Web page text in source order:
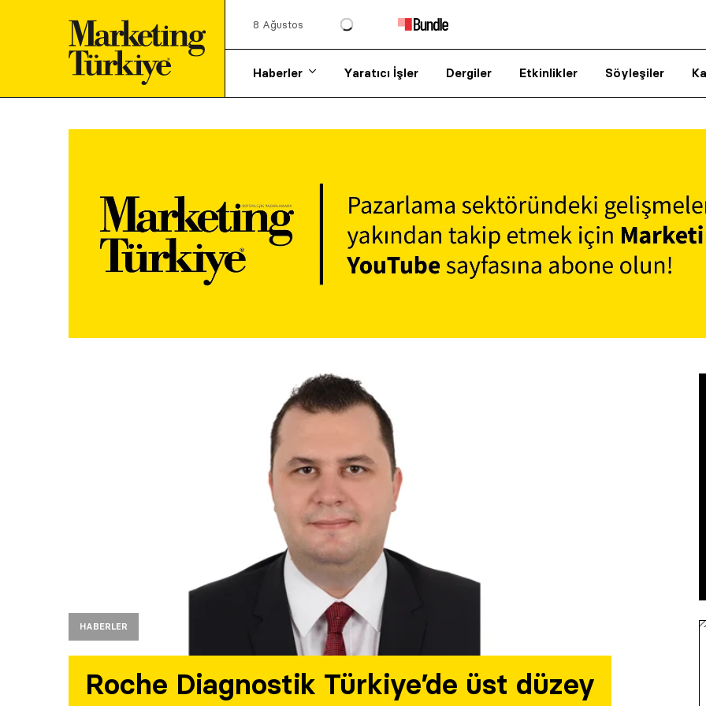
8 Ağustos
Haberler Yaratıcı İşler Dergiler Etkinlikler Söyleşiler
HABERLER
Roche Diagnostik Türkiye’de üst düzey